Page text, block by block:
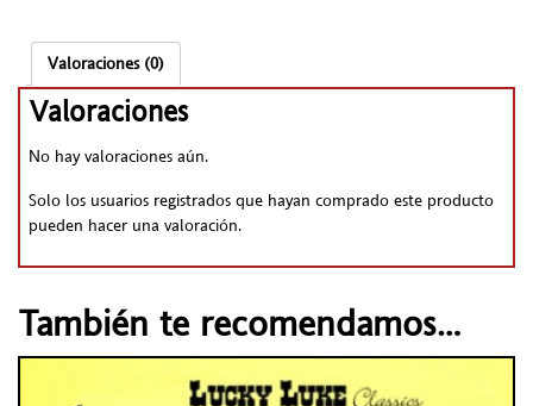
Valoraciones (0)
Valoraciones
No hay valoraciones aún.
Solo los usuarios registrados que hayan comprado este producto
pueden hacer una valoración.
También te recomendamos…